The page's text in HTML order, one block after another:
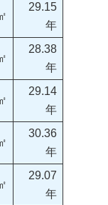
29.15
年
28.38
年
29.14
年
30.36
年
29.07
年